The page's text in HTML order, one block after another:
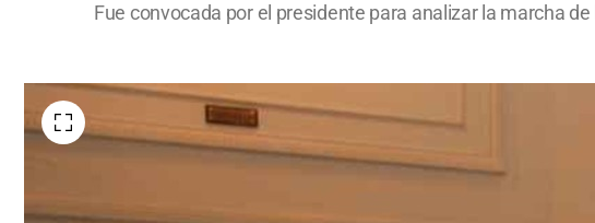
Fue convocada por el presidente para analizar la marcha